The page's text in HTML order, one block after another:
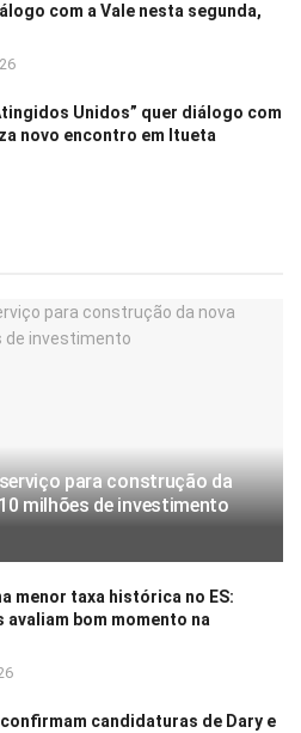
com a Vale nesta segunda,
Unidos” quer diálogo com
novo encontro em Itueta
para construção da
milhões de investimento
menor taxa histórica no ES:
avaliam bom momento na
candidaturas de Dary e